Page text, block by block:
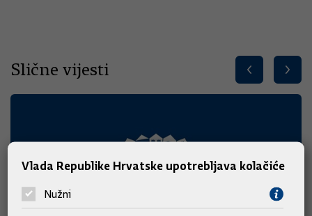
Slične vijesti
Vlada Republike Hrvatske upotrebljava kolačiće
Nužni